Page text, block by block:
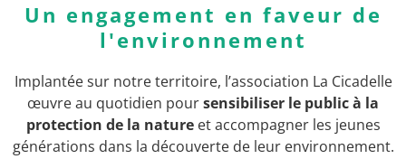
Un engagement en faveur de
l'environnement
Implantée sur notre territoire, l’association La Cicadelle
œuvre au quotidien poursensibiliser le public à la
protection de la natureet accompagner les jeunes
générations dans la découverte de leur environnement.